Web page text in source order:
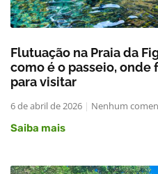
Flutuação na Praia da
como é o passeio, onde
para visitar
6 de abril de 2026
Nenhum
Saiba mais